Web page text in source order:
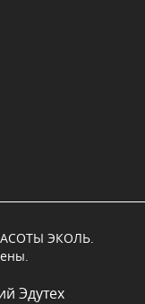
ЭКОЛЬ.
Эдутех